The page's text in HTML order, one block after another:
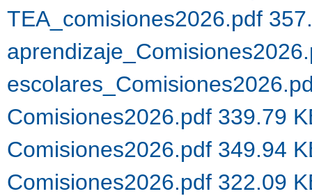
TEA_comisiones2026.pdf
Comisiones2026.pdf 339.79
Comisiones2026.pdf 349.94
Comisiones2026.pdf 322.09